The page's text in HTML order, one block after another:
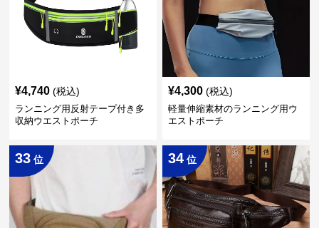
¥4,740 (税込)
ランニング用反射テープ付き多
収納ウエストポーチ
¥4,300 (税込)
軽量伸縮素材のランニング用ウ
エストポーチ
33 位 34 位